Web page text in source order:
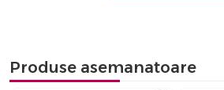
Produse asemanatoare